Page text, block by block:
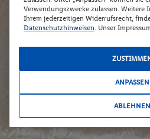
Verwendungszwecke zulassen. Weitere
Ihrem jederzeitigen Widerrufsrecht,
Datenschutzhinweisen . Unser
ANPASSEN
ABLEHNEN